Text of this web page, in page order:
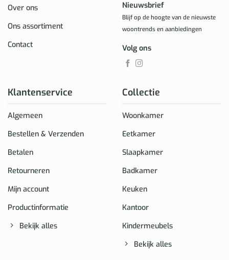
Over ons
Ons assortiment
Contact
Klantenservice
Algemeen
Bestellen & Verzenden
Betalen
Retourneren
Mijn account
Productinformatie
Bekijk alles
Collectie
Woonkamer
Eetkamer
Slaapkamer
Badkamer
Keuken
Kantoor
Kindermeubels
Bekijk alles
Nieuwsbrief
Blijf op de hoogte van de nieuwste
woontrends en aanbiedingen
Volg ons